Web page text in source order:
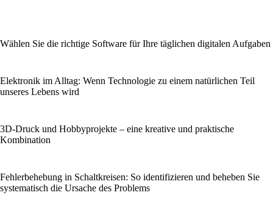
Wählen Sie die richtige Software für Ihre täglichen digitalen Aufgaben
Elektronik im Alltag: Wenn Technologie zu einem natürlichen Teil
unseres Lebens wird
3D-Druck und Hobbyprojekte – eine kreative und praktische
Kombination
Fehlerbehebung in Schaltkreisen: So identifizieren und beheben Sie
systematisch die Ursache des Problems